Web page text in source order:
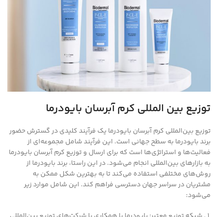
توزیع بین‌ المللی کرم آبرسان بایودرما
توزیع بین‌المللی کرم آبرسان بایودرما یک فرآیند کلیدی در گسترش حضور
برند بایودرما به سطح جهانی است. این فرآیند شامل مجموعه‌ای از
فعالیت‌ها و استراتژی‌ها است که برای ارسال و توزیع کرم آبرسان بایودرما
به بازارهای بین‌المللی انجام می‌شود. در این راستا، برند بایودرما از
روش‌های مختلفی استفاده می‌کند تا به بهترین شکل ممکن به
مشتریان در سراسر جهان دسترسی فراهم کند. این شامل موارد زیر
می‌شود: